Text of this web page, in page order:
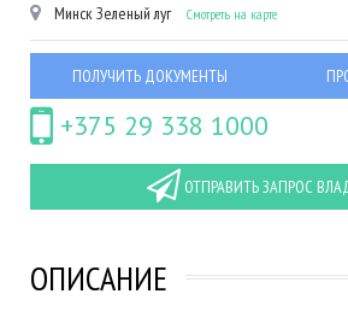
Минск Зеленый луг Смотреть на карте
ПОЛУЧИТЬ ДОКУМЕНТЫ
+375 29 338 1000
ОТПРАВИТЬ ЗАПРОС
ОПИСАНИЕ